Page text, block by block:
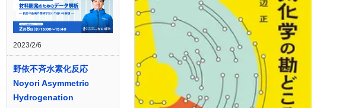
2023/2/6
野依不斉水素化反応
Noyori Asymmetric
Hydrogenation